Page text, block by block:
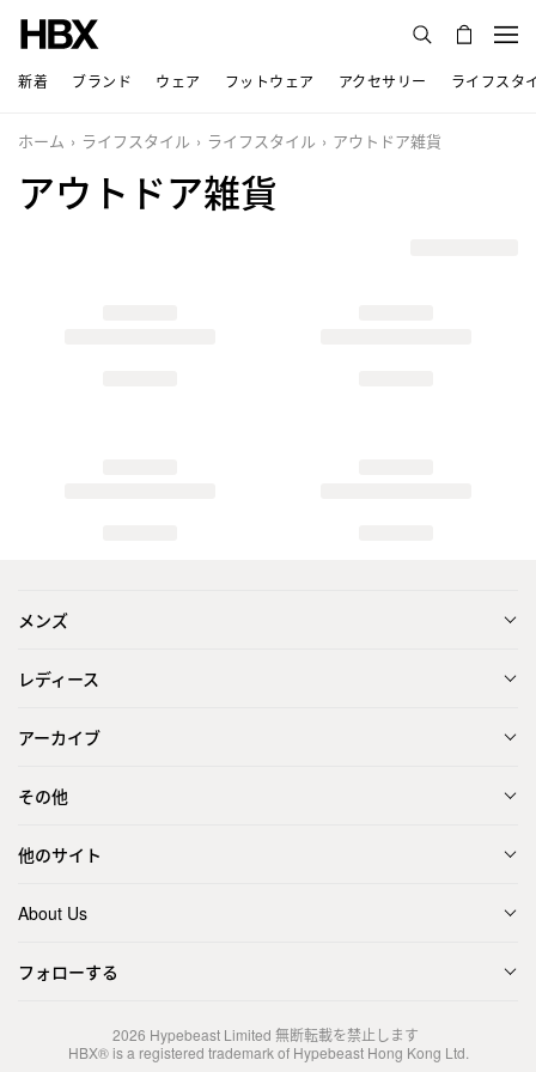
新着 ブランド ウェア フットウェア アクセサリー ライフスタ
ホーム ライフスタイル ライフスタイル アウトドア雑貨
アウトドア雑貨
メンズ
レディース
アーカイブ
その他
他のサイト
About Us
フォローする
2026 Hypebeast Limited 無断転載を禁止します
HBX® is a registered trademark of Hypebeast Hong Kong Ltd.